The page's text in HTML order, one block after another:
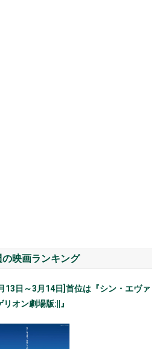
映画ランキング
13日～3月14日]首位は『シン・エヴァ
リオン劇場版:||』